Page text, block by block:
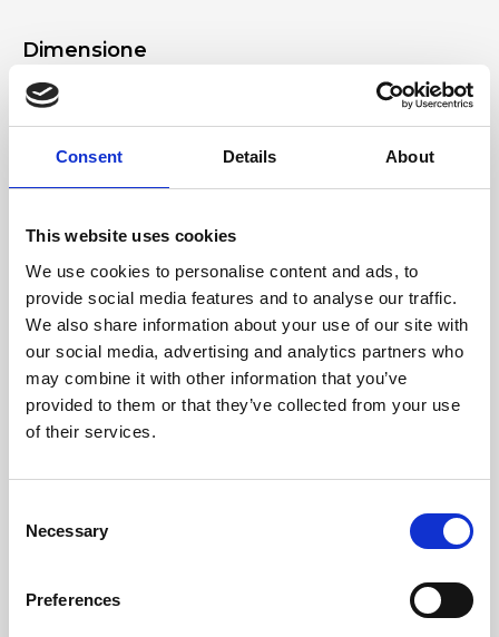
Consent Details About
This website uses cookies
We use cookies to personalise content and ads, to
provide social media features and to analyse our traffic.
We also share information about your use of our site with
our social media, advertising and analytics partners who
may combine it with other information that you’ve
provided to them or that they’ve collected from your use
of their services.
Selection
Necessary
Preferences
Dimensione
24 x 20 x 14 cm (l x a x p)